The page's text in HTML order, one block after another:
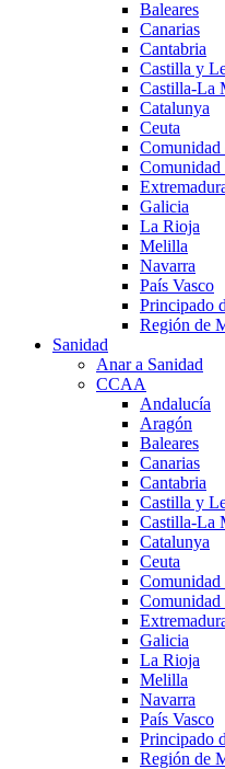
Baleares
Canarias
Cantabria
Castilla y
Castilla-La
Catalunya
Ceuta
Comunidad
Comunidad
Galicia
La Rioja
Melilla
Navarra
País Vasco
Principado
Región de
Sanidad
Anar a Sanidad
CCAA
Andalucía
Aragón
Baleares
Canarias
Cantabria
Castilla y
Castilla-La
Catalunya
Ceuta
Comunidad
Comunidad
Galicia
La Rioja
Melilla
Navarra
País Vasco
Principado
Región de